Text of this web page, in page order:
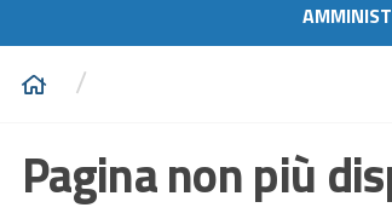
/
Pagina non più